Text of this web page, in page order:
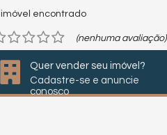
imóvel encontrado
(nenhuma avaliação)
Quer vender seu imóvel?
Cadastre-se e anuncie
conosco